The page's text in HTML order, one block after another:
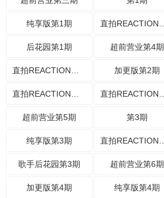
纯享版第1期
后花园第1期 超前营业第4期
加更版第2期
超前营业第5期 第3期
纯享版第3期
歌手后花园第3期 超前营业第6期
加更版第4期 纯享版第4期